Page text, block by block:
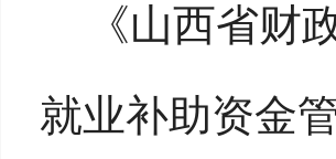
《山西省
就业补助资金